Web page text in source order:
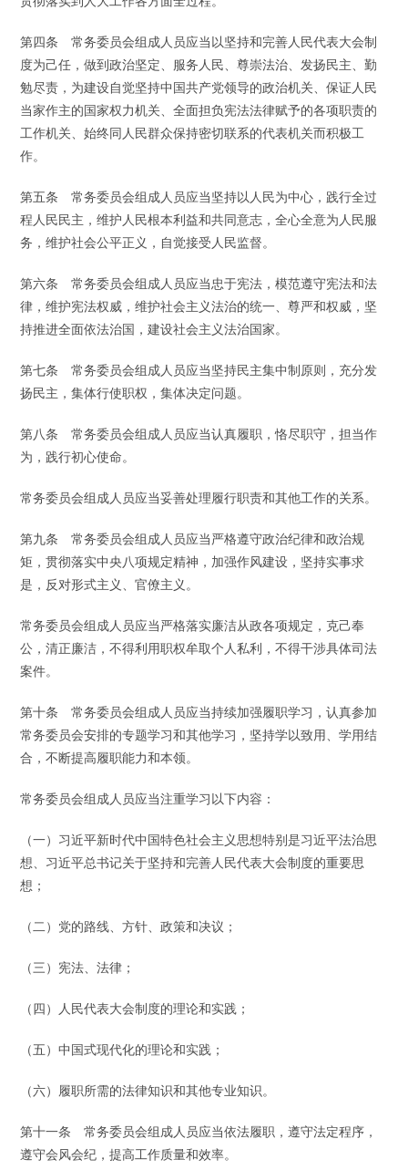
第四条 常务委员会组成人员应当以坚持和完善人民代表大会制
度为己任，做到政治坚定、服务人民、尊崇法治、发扬民主、勤
勉尽责，为建设自觉坚持中国共产党领导的政治机关、保证人民
当家作主的国家权力机关、全面担负宪法法律赋予的各项职责的
工作机关、始终同人民群众保持密切联系的代表机关而积极工
作。
第五条 常务委员会组成人员应当坚持以人民为中心，践行全过
程人民民主，维护人民根本利益和共同意志，全心全意为人民服
务，维护社会公平正义，自觉接受人民监督。
第六条 常务委员会组成人员应当忠于宪法，模范遵守宪法和法
律，维护宪法权威，维护社会主义法治的统一、尊严和权威，坚
持推进全面依法治国，建设社会主义法治国家。
第七条 常务委员会组成人员应当坚持民主集中制原则，充分发
扬民主，集体行使职权，集体决定问题。
第八条 常务委员会组成人员应当认真履职，恪尽职守，担当作
为，践行初心使命。
常务委员会组成人员应当妥善处理履行职责和其他工作的关系。
第九条 常务委员会组成人员应当严格遵守政治纪律和政治规
矩，贯彻落实中央八项规定精神，加强作风建设，坚持实事求
是，反对形式主义、官僚主义。
常务委员会组成人员应当严格落实廉洁从政各项规定，克己奉
公，清正廉洁，不得利用职权牟取个人私利，不得干涉具体司法
案件。
第十条 常务委员会组成人员应当持续加强履职学习，认真参加
常务委员会安排的专题学习和其他学习，坚持学以致用、学用结
合，不断提高履职能力和本领。
常务委员会组成人员应当注重学习以下内容：
（一）习近平新时代中国特色社会主义思想特别是习近平法治思
想、习近平总书记关于坚持和完善人民代表大会制度的重要思
想；
（二）党的路线、方针、政策和决议；
（三）宪法、法律；
（四）人民代表大会制度的理论和实践；
（五）中国式现代化的理论和实践；
（六）履职所需的法律知识和其他专业知识。
第十一条 常务委员会组成人员应当依法履职，遵守法定程序，
遵守会风会纪，提高工作质量和效率。